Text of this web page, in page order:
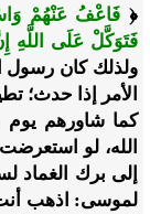
﴿ فَاعْفُ عَنْهُمْ
فَتَوَكَّلْ عَلَى اللَّهِ
ولذلك كان رسول
الأمر إذا حدث؛
كما شاورهم يوم
الله، لو
إلى برك الغماد
لموسى: اذهب أنت